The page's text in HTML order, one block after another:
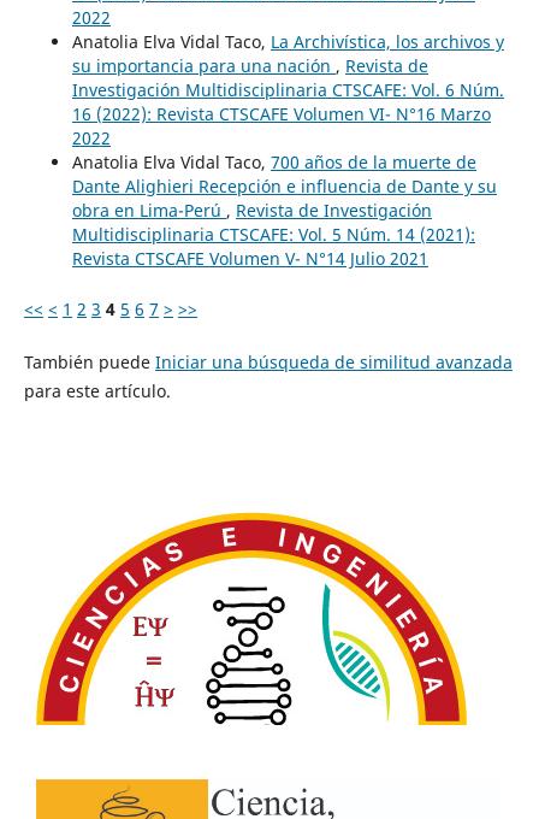
2022
Anatolia Elva Vidal Taco, La Archivística, los archivos y
su importancia para una nación , Revista de
Investigación Multidisciplinaria CTSCAFE: Vol. 6 Núm.
16 (2022): Revista CTSCAFE Volumen VI- N°16 Marzo
2022
Anatolia Elva Vidal Taco, 700 años de la muerte de
Dante Alighieri Recepción e influencia de Dante y su
obra en Lima-Perú , Revista de Investigación
Multidisciplinaria CTSCAFE: Vol. 5 Núm. 14 (2021):
Revista CTSCAFE Volumen V- N°14 Julio 2021
<< < 1 2 3 4 5 6 7 > >>
También puede Iniciar una búsqueda de similitud avanzada
para este artículo.